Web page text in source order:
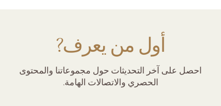
أول من يعرف?
احصل على آخر التحديثات حول مجموعاتنا والمحتوى
الحصري والاتصالات الهامة.